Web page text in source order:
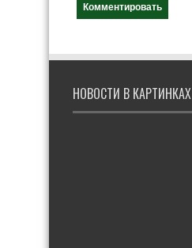
НОВОСТИ В КАРТИНКАХ